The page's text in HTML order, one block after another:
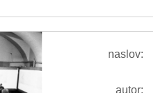
naslov:
autor: